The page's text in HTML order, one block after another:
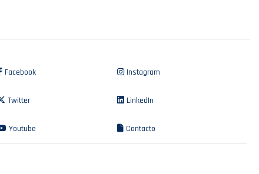
Facebook Instagram
Twitter LinkedIn
Youtube Contacto